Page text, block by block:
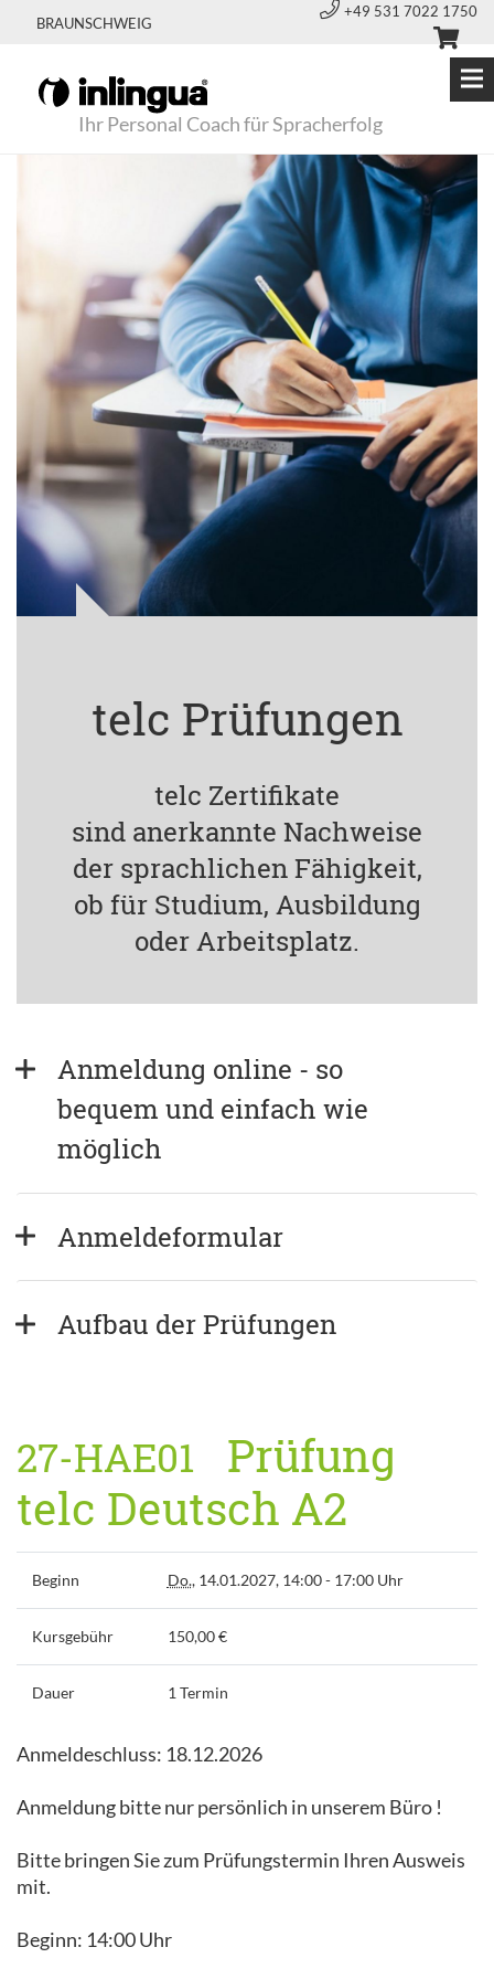
BRAUNSCHWEIG
+49 531 7022 1750
Ihr Personal Coach für Spracherfolg
telc Prüfungen
telc Zertifikate
sind anerkannte Nachweise
der sprachlichen Fähigkeit,
ob für Studium, Ausbildung
oder Arbeitsplatz.
Anmeldung online - so
bequem und einfach wie
möglich
Anmeldeformular
Aufbau der Prüfungen
27-HAE01 Prüfung
telc Deutsch A2
Beginn Do., 14.01.2027, 14:00 - 17:00 Uhr
Kursgebühr 150,00 €
Dauer 1 Termin
Anmeldeschluss: 18.12.2026
Anmeldung bitte nur persönlich in unserem Büro !
Bitte bringen Sie zum Prüfungstermin Ihren Ausweis
mit.
Beginn: 14:00 Uhr